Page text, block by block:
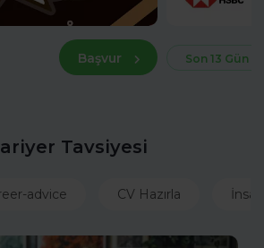
Başvur Son 13 Gün
Tavsiyesi
advice CV Hazırla